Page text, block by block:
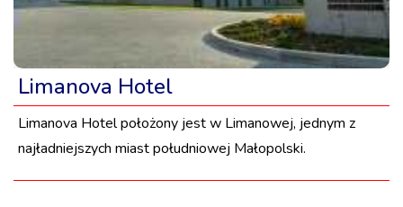
Limanova Hotel
Limanova Hotel położony jest w Limanowej, jednym z
najładniejszych miast południowej Małopolski.